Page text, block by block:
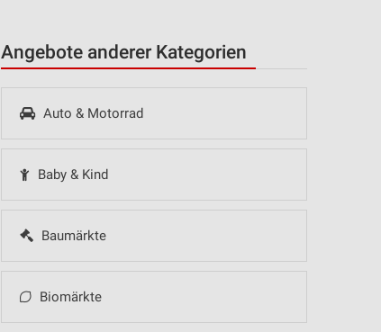
Angebote anderer Kategorien
Auto & Motorrad
Baby & Kind
Baumärkte
Biomärkte